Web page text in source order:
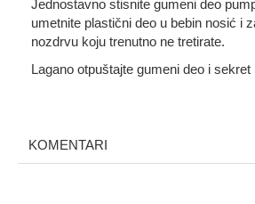
Jednostavno stisnite gumeni deo
umetnite plastični deo u bebin nosić i
nozdrvu koju trenutno ne tretirate.
Lagano otpuštajte gumeni deo i
KOMENTARI